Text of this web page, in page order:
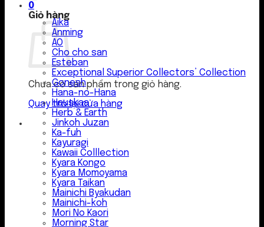
0
Giỏ hàng
Chưa có sản phẩm trong giỏ hàng.
Quay trở lại cửa hàng
Aika
Anming
AO
Cho cho san
Esteban
Exceptional Superior Collectors’ Collection
Gonesh
Hana-no-Hana
Hauskaa
Herb & Earth
Jinkoh Juzan
Ka-fuh
Kayuragi
Kawaii Colllection
Kyara Kongo
Kyara Momoyama
Kyara Taikan
Mainichi Byakudan
Mainichi-koh
Mori No Kaori
Morning Star